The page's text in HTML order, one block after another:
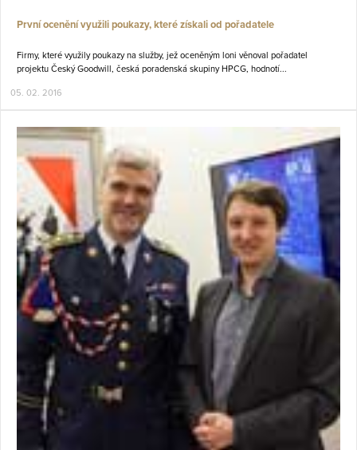
První ocenění využili poukazy, které získali od pořadatele
Firmy, které využily poukazy na služby, jež oceněným loni věnoval pořadatel
projektu Český Goodwill, česká poradenská skupiny HPCG, hodnotí...
05. 02. 2016